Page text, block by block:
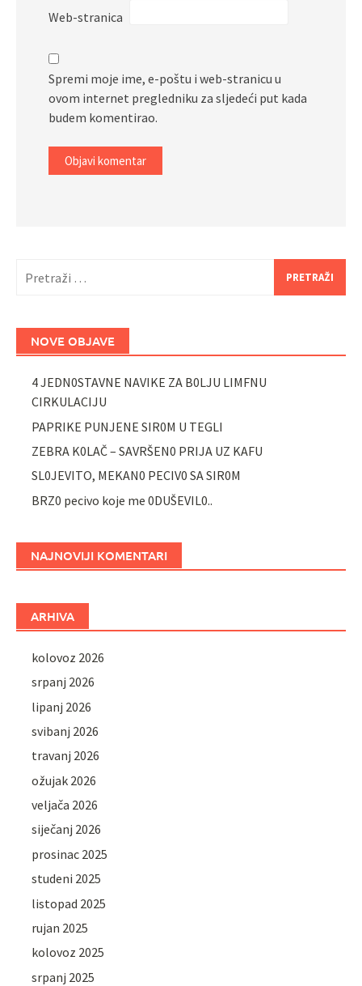
Web-stranica
Spremi moje ime, e-poštu i web-stranicu u
ovom internet pregledniku za sljedeći put kada
budem komentirao.
NOVE OBJAVE
4 JEDN0STAVNE NAVIKE ZA B0LJU LIMFNU
CIRKULACIJU
PAPRIKE PUNJENE SIR0M U TEGLI
ZEBRA K0LAČ – SAVRŠEN0 PRIJA UZ KAFU
SL0JEVITO, MEKAN0 PECIV0 SA SIR0M
BRZ0 pecivo koje me 0DUŠEVIL0..
NAJNOVIJI KOMENTARI
ARHIVA
kolovoz 2026
srpanj 2026
lipanj 2026
svibanj 2026
travanj 2026
ožujak 2026
veljača 2026
siječanj 2026
prosinac 2025
studeni 2025
listopad 2025
rujan 2025
kolovoz 2025
srpanj 2025